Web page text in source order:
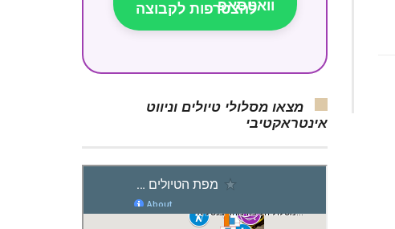
להצטרפות לקבוצה
מצאו מסלולי טיולים וניווט
אינטראקטיבי